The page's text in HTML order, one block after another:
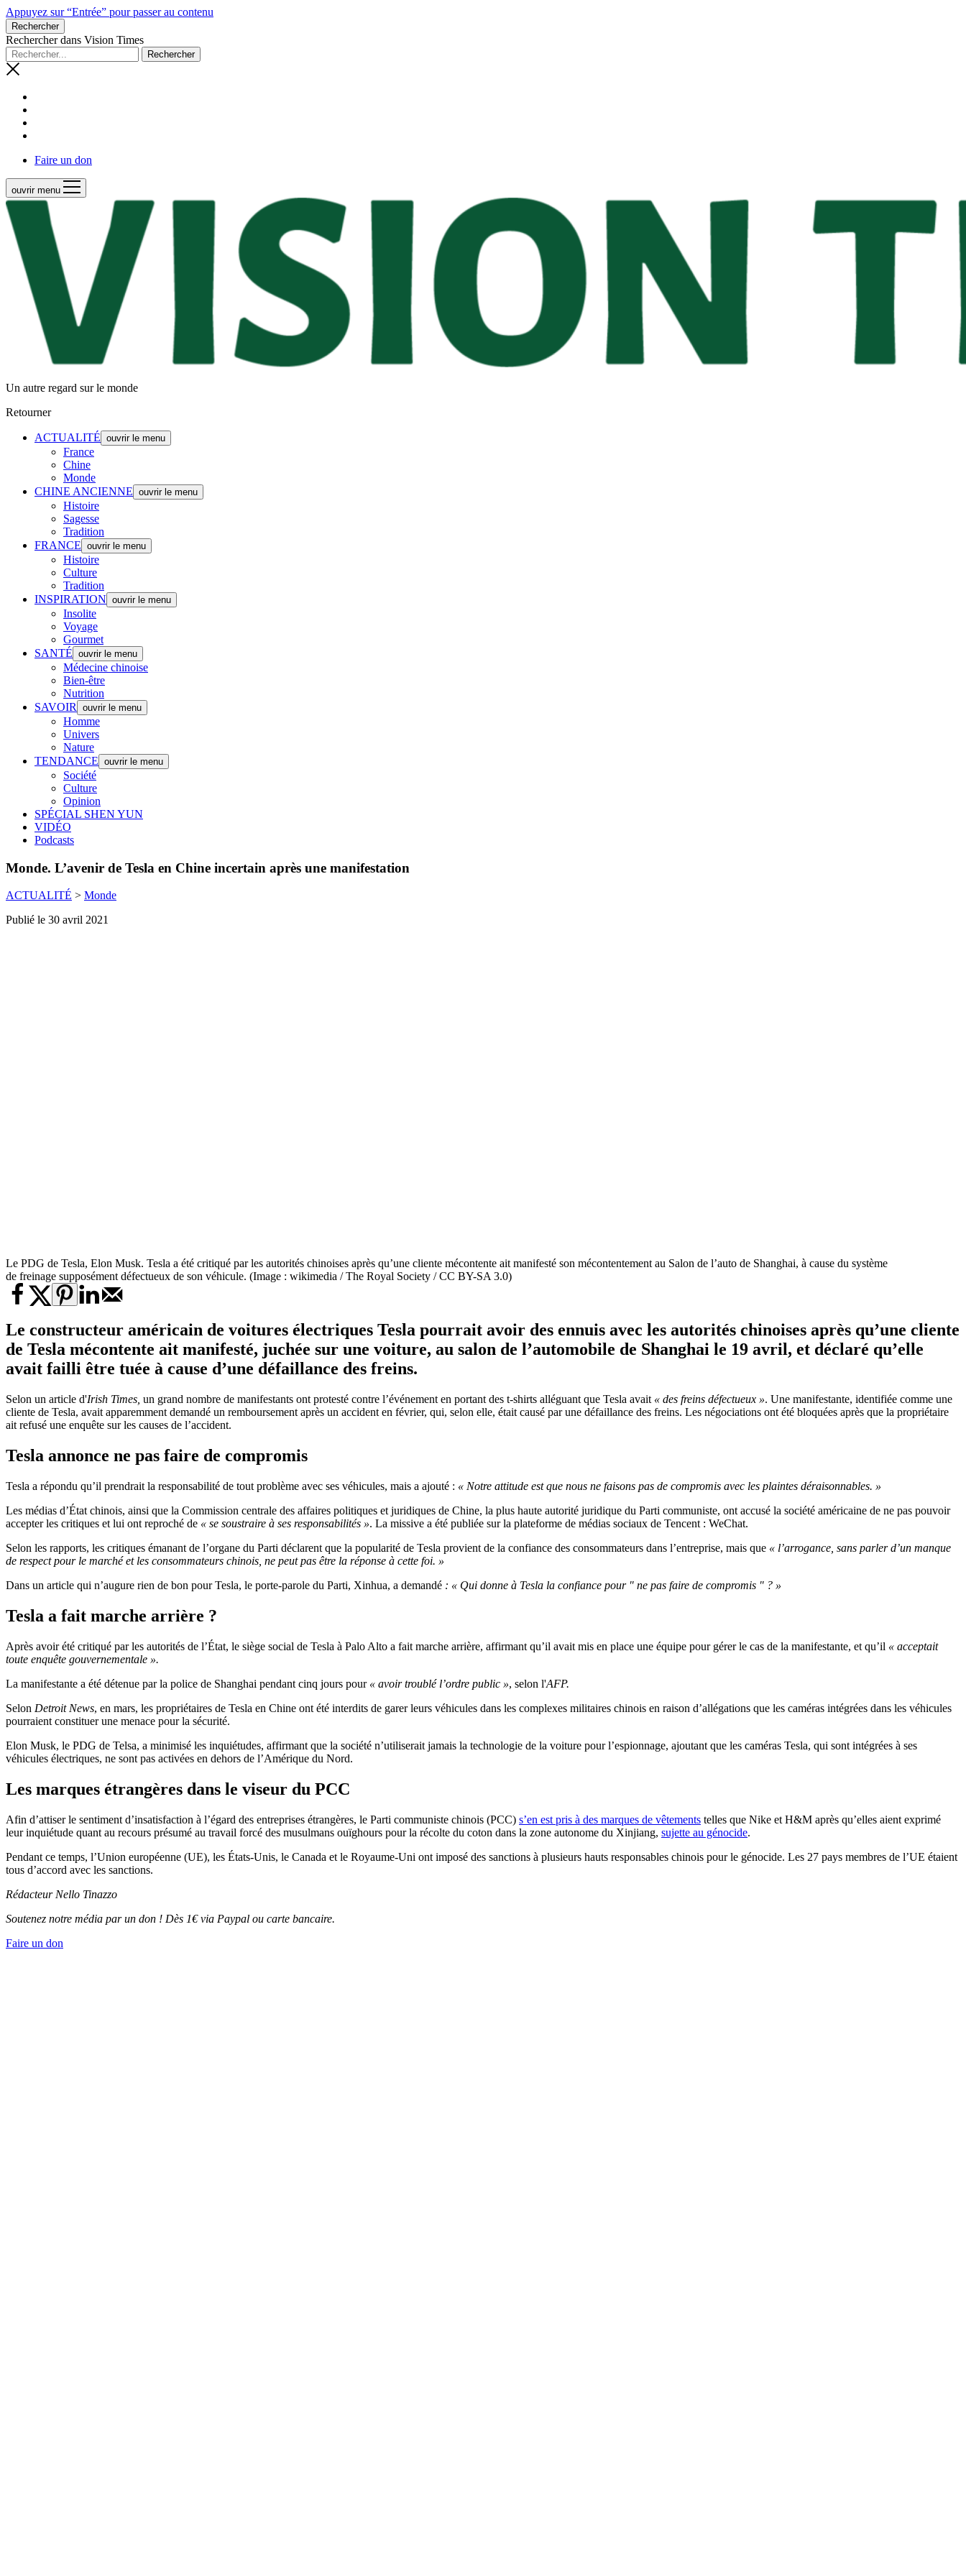
Appuyez sur “Entrée” pour passer au contenu
Rechercher
Rechercher dans Vision Times
Faire un don
ouvrir menu
Un autre regard sur le monde
Retourner
ACTUALITÉ ouvrir le menu
France
Chine
Monde
CHINE ANCIENNE ouvrir le menu
Histoire
Sagesse
Tradition
FRANCE ouvrir le menu
Histoire
Culture
Tradition
INSPIRATION ouvrir le menu
Insolite
Voyage
Gourmet
SANTÉ ouvrir le menu
Médecine chinoise
Bien-être
Nutrition
SAVOIR
ouvrir le menu
Homme
Univers
Nature
TENDANCE ouvrir le menu
Société
Culture
Opinion
SPÉCIAL SHEN YUN
VIDÉO
Podcasts
Monde. L’avenir de Tesla en Chine incertain après une manifestation
ACTUALITÉ > Monde
Publié le 30 avril 2021
Le PDG de Tesla, Elon Musk. Tesla a été critiqué par les autorités chinoises après qu’une cliente mécontente ait manifesté son mécontentement au Salon de l’auto de Shanghai, à cause du système
de freinage supposément défectueux de son véhicule. (Image : wikimedia / The Royal Society / CC BY-SA 3.0)
Le constructeur américain de voitures électriques Tesla pourrait avoir des ennuis avec les autorités chinoises après qu’une cliente
de Tesla mécontente ait manifesté, juchée sur une voiture, au salon de l’automobile de Shanghai le 19 avril, et déclaré qu’elle
avait failli être tuée à cause d’une défaillance des freins.
Selon un article d'Irish Times, un grand nombre de manifestants ont protesté contre l’événement en portant des t-shirts alléguant que Tesla avait « des freins défectueux ». Une manifestante, identifiée comme une
cliente de Tesla, avait apparemment demandé un remboursement après un accident en février, qui, selon elle, était causé par une défaillance des freins. Les négociations ont été bloquées après que la propriétaire
ait refusé une enquête sur les causes de l’accident.
Tesla annonce ne pas faire de compromis
Tesla a répondu qu’il prendrait la responsabilité de tout problème avec ses véhicules, mais a ajouté : « Notre attitude est que nous ne faisons pas de compromis avec les plaintes déraisonnables. »
Les médias d’État chinois, ainsi que la Commission centrale des affaires politiques et juridiques de Chine, la plus haute autorité juridique du Parti communiste, ont accusé la société américaine de ne pas pouvoir
accepter les critiques et lui ont reproché de « se soustraire à ses responsabilités ». La missive a été publiée sur la plateforme de médias sociaux de Tencent : WeChat.
Selon les rapports, les critiques émanant de l’organe du Parti déclarent que la popularité de Tesla provient de la confiance des consommateurs dans l’entreprise, mais que « l’arrogance, sans parler d’un manque
de respect pour le marché et les consommateurs chinois, ne peut pas être la réponse à cette foi. »
Dans un article qui n’augure rien de bon pour Tesla, le porte-parole du Parti, Xinhua, a demandé : « Qui donne à Tesla la confiance pour " ne pas faire de compromis " ? »
Tesla a fait marche arrière ?
Après avoir été critiqué par les autorités de l’État, le siège social de Tesla à Palo Alto a fait marche arrière, affirmant qu’il avait mis en place une équipe pour gérer le cas de la manifestante, et qu’il « acceptait
toute enquête gouvernementale ».
La manifestante a été détenue par la police de Shanghai pendant cinq jours pour « avoir troublé l’ordre public », selon l'AFP.
Selon Detroit News, en mars, les propriétaires de Tesla en Chine ont été interdits de garer leurs véhicules dans les complexes militaires chinois en raison d’allégations que les caméras intégrées dans les véhicules
pourraient constituer une menace pour la sécurité.
Elon Musk, le PDG de Telsa, a minimisé les inquiétudes, affirmant que la société n’utiliserait jamais la technologie de la voiture pour l’espionnage, ajoutant que les caméras Tesla, qui sont intégrées à ses
véhicules électriques, ne sont pas activées en dehors de l’Amérique du Nord.
Les marques étrangères dans le viseur du PCC
Afin d’attiser le sentiment d’insatisfaction à l’égard des entreprises étrangères, le Parti communiste chinois (PCC) s’en est pris à des marques de vêtements telles que Nike et H&M après qu’elles aient exprimé
leur inquiétude quant au recours présumé au travail forcé des musulmans ouïghours pour la récolte du coton dans la zone autonome du Xinjiang, sujette au génocide.
Pendant ce temps, l’Union européenne (UE), les États-Unis, le Canada et le Royaume-Uni ont imposé des sanctions à plusieurs hauts responsables chinois pour le génocide. Les 27 pays membres de l’UE étaient
tous d’accord avec les sanctions.
Rédacteur Nello Tinazzo
Soutenez notre média par un don ! Dès 1€ via Paypal ou carte bancaire.
Faire un don